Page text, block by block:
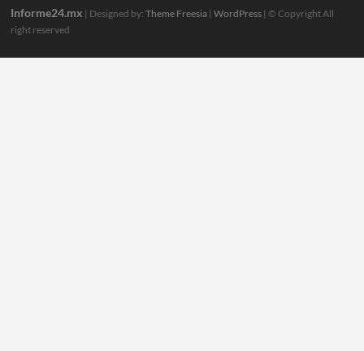
Informe24.mx | Designed by:Theme Freesia |WordPress | © Copyright All
right reserved